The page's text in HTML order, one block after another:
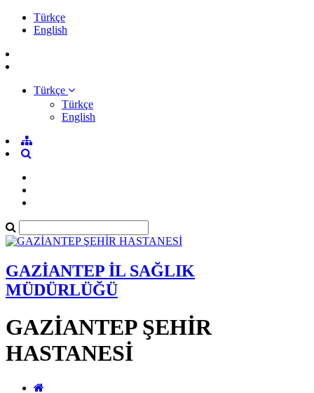
Türkçe
English
Türkçe
Türkçe
English
GAZİANTEP İL SAĞLIK
MÜDÜRLÜĞÜ
GAZİANTEP ŞEHİR
HASTANESİ